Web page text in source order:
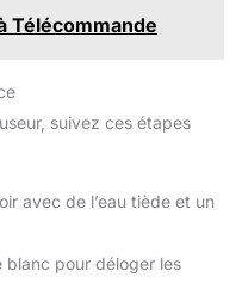
Télécommande
suivez ces étapes
avec de l’eau tiède et un
blanc pour déloger les